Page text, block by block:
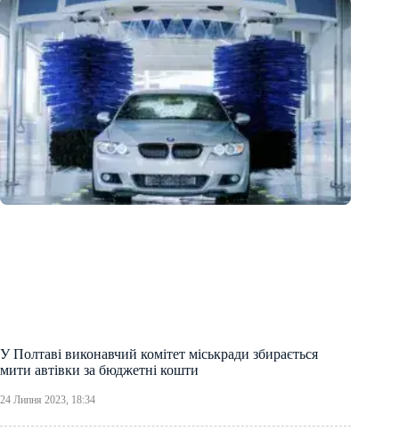
У Полтаві виконавчий комітет міськради збирається
мити автівки за бюджетні кошти
24 Липня 2023, 18:34